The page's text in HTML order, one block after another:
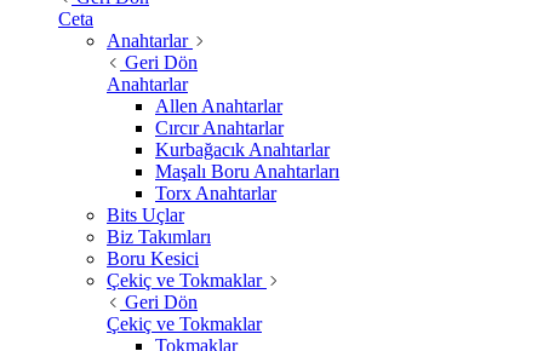
Ceta
Anahtarlar
Geri Dön
Anahtarlar
Allen Anahtarlar
Cırcır Anahtarlar
Kurbağacık Anahtarlar
Maşalı Boru Anahtarları
Torx Anahtarlar
Bits Uçlar
Biz Takımları
Boru Kesici
Çekiç ve Tokmaklar
Geri Dön
Çekiç ve Tokmaklar
Tokmaklar